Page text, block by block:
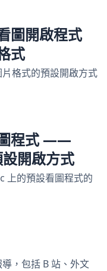
圖開啟程式
式
格式的預設開啟方式
程式 ——
開啟方式
上的預設看圖程式的
，包括 B 站、外文